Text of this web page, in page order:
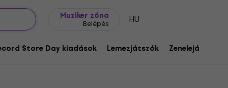
Muziker zóna
Belépés HU
Store Day kiadások Lemezjátszók Zenelejátszók